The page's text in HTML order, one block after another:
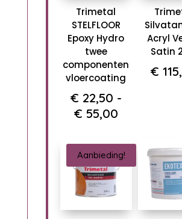
Trimetal
STELFLOOR
Epoxy Hydro
twee
componenten
vloercoating
€ 22,50 -
€ 55,00Prijsklasse:
tot
€ 55,00
Acryl
Satin
€
Aanbieding!